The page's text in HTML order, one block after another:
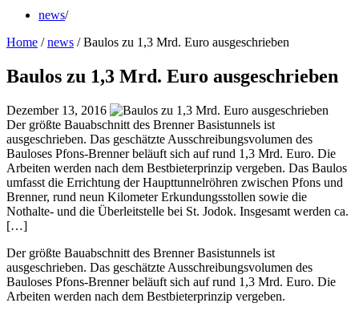
news/
Home /news /Baulos zu 1,3 Mrd. Euro ausgeschrieben
Baulos zu 1,3 Mrd. Euro ausgeschrieben
Dezember 13, 2016
Der größte Bauabschnitt des Brenner Basistunnels ist
ausgeschrieben. Das geschätzte Ausschreibungsvolumen des
Bauloses Pfons-Brenner beläuft sich auf rund 1,3 Mrd. Euro. Die
Arbeiten werden nach dem Bestbieterprinzip vergeben. Das Baulos
umfasst die Errichtung der Haupttunnelröhren zwischen Pfons und
Brenner, rund neun Kilometer Erkundungsstollen sowie die
Nothalte- und die Überleitstelle bei St. Jodok. Insgesamt werden ca.
[…]
Der größte Bauabschnitt des Brenner Basistunnels ist
ausgeschrieben. Das geschätzte Ausschreibungsvolumen des
Bauloses Pfons-Brenner beläuft sich auf rund 1,3 Mrd. Euro. Die
Arbeiten werden nach dem Bestbieterprinzip vergeben.